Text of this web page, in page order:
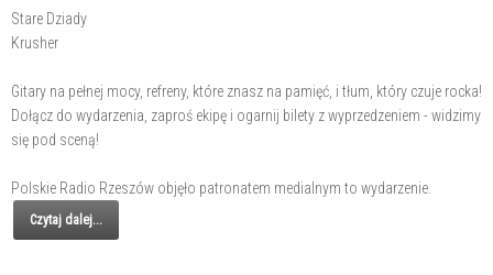
Stare Dziady
Krusher
Gitary na pełnej mocy, refreny, które znasz na pamięć, i tłum, który czuje rocka!
Dołącz do wydarzenia, zaproś ekipę i ogarnij bilety z wyprzedzeniem - widzimy
się pod sceną!
Polskie Radio Rzeszów objęło patronatem medialnym to wydarzenie.
Czytaj dalej...